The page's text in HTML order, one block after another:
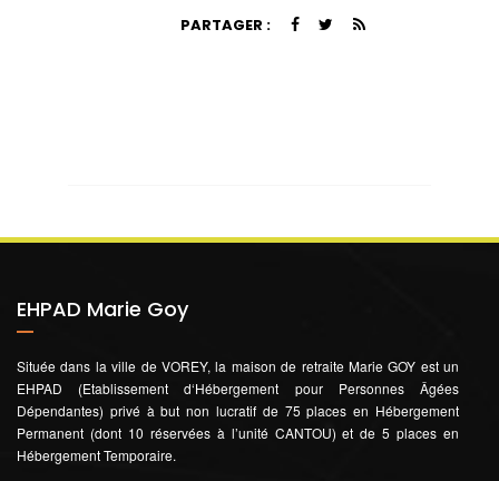
PARTAGER :
EHPAD Marie Goy
Située dans la ville de VOREY, la maison de retraite Marie GOY est un
EHPAD (Etablissement d‘Hébergement pour Personnes Âgées
Dépendantes) privé à but non lucratif de 75 places en Hébergement
Permanent (dont 10 réservées à l’unité CANTOU) et de 5 places en
Hébergement Temporaire.